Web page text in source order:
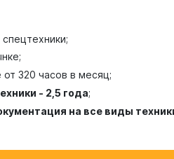
спецтехники;
320 часов в месяц;
- 2,5 года;
на все виды